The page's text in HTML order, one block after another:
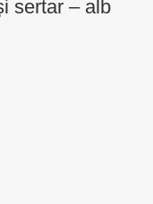
sertar – alb